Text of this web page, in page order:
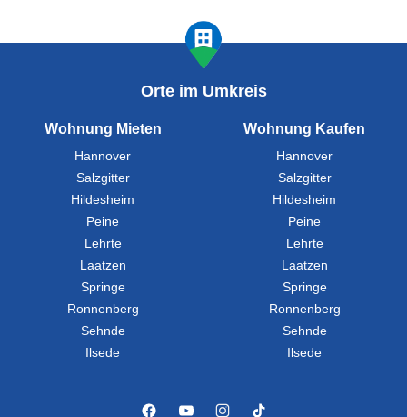
Orte im Umkreis
Wohnung Mieten
Hannover
Salzgitter
Hildesheim
Peine
Lehrte
Laatzen
Springe
Ronnenberg
Sehnde
Ilsede
Wohnung Kaufen
Hannover
Salzgitter
Hildesheim
Peine
Lehrte
Laatzen
Springe
Ronnenberg
Sehnde
Ilsede